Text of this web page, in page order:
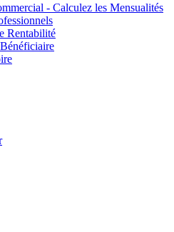
- Calculez les Mensualités
Rentabilité